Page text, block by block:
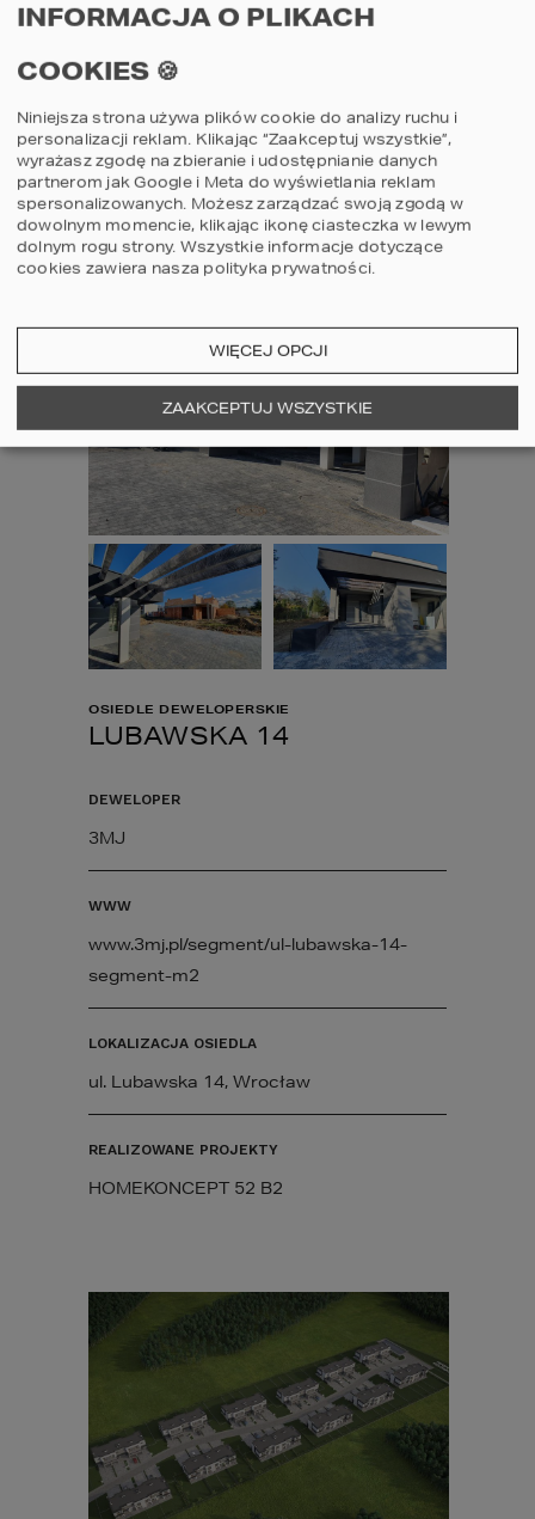
HOMEKONCEPT 28
HOMEKONCEPT 13 EN
HOMEKONCEPT 46
OSIEDLE DEWELOPERSKIE
LUBAWSKA 14
DEWELOPER
3MJ
WWW
www.3mj.pl/segment/ul-lubawska-14-
segment-m2
LOKALIZACJA OSIEDLA
ul. Lubawska 14, Wrocław
REALIZOWANE PROJEKTY
HOMEKONCEPT 52 B2
INFORMACJA O PLIKACH
COOKIES 🍪
Niniejsza strona używa plików cookie do analizy ruchu i
personalizacji reklam. Klikając “Zaakceptuj wszystkie”,
wyrażasz zgodę na zbieranie i udostępnianie danych
partnerom jak Google i Meta do wyświetlania reklam
spersonalizowanych. Możesz zarządzać swoją zgodą w
dowolnym momencie, klikając ikonę ciasteczka w lewym
dolnym rogu strony. Wszystkie informacje dotyczące
cookies zawiera nasza polityka prywatności.
WIĘCEJ OPCJI
ZAAKCEPTUJ WSZYSTKIE